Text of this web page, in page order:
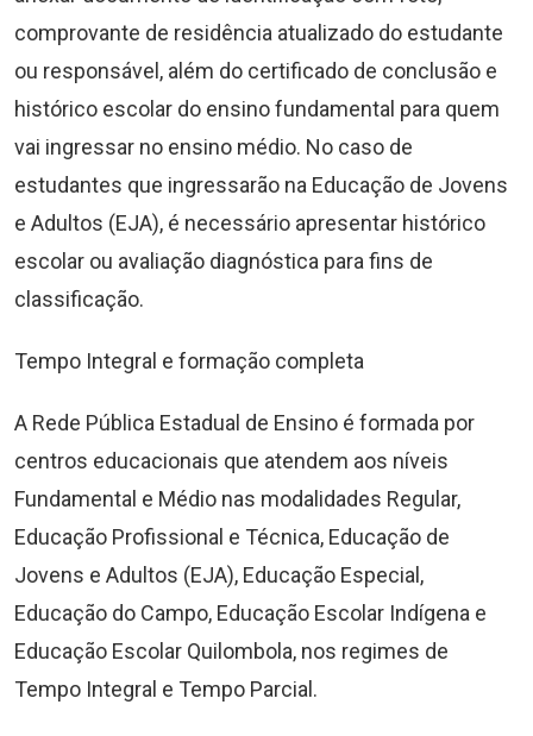
comprovante de residência atualizado do estudante
ou responsável, além do certificado de conclusão e
histórico escolar do ensino fundamental para quem
vai ingressar no ensino médio. No caso de
estudantes que ingressarão na Educação de Jovens
e Adultos (EJA), é necessário apresentar histórico
escolar ou avaliação diagnóstica para fins de
classificação.
Tempo Integral e formação completa
A Rede Pública Estadual de Ensino é formada por
centros educacionais que atendem aos níveis
Fundamental e Médio nas modalidades Regular,
Educação Profissional e Técnica, Educação de
Jovens e Adultos (EJA), Educação Especial,
Educação do Campo, Educação Escolar Indígena e
Educação Escolar Quilombola, nos regimes de
Tempo Integral e Tempo Parcial.